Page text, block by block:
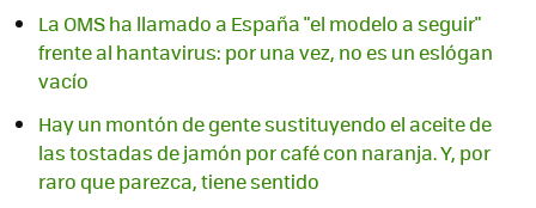
La OMS ha llamado a España "el modelo a seguir"
frente al hantavirus: por una vez, no es un eslógan
vacío
Hay un montón de gente sustituyendo el aceite de
las tostadas de jamón por café con naranja. Y, por
raro que parezca, tiene sentido